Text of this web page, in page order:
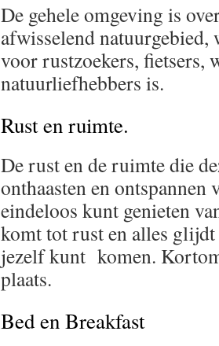
De gehele omgeving is
afwisselend natuurgebied,
voor rustzoekers, fietsers,
natuurliefhebbers is.
Rust en ruimte.
De rust en de ruimte die
onthaasten en
eindeloos kunt genieten
komt tot rust en alles
jezelf kunt komen.
plaats.
Bed en Breakfast